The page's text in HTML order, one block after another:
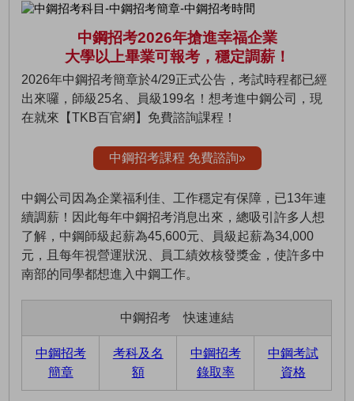
中鋼招考2026年搶進幸福企業
大學以上畢業可報考，穩定調薪！
2026年中鋼招考簡章於4/29正式公告，考試時程都已經
出來囉，師級25名、員級199名！想考進中鋼公司，現
在就來【TKB百官網】免費諮詢課程！
中鋼招考課程 免費諮詢»
中鋼公司因為企業福利佳、工作穩定有保障，已13年連
續調薪！因此每年中鋼招考消息出來，總吸引許多人想
了解，中鋼師級起薪為45,600元、員級起薪為34,000
元，且每年視營運狀況、員工績效核發獎金，使許多中
南部的同學都想進入中鋼工作。
中鋼招考 快速連結
中鋼招考
簡章
考科及名
額
中鋼招考
錄取率
中鋼考試
資格